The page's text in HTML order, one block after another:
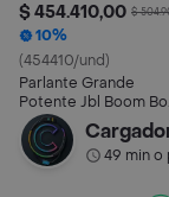
$ 454.410,00 $
10%
(454410/und)
Parlante Grande
Potente Jbl Boom
3 60w Bluetooth Tws
Azul Replica 1.1
49 min o